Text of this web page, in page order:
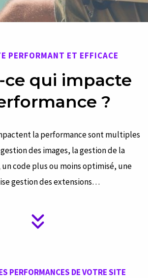
PERFORMANT ET EFFICACE
ce qui impacte
?
la performance sont multiples
des images, la gestion de la
code plus ou moins optimisé, une
gestion des extensions…
PERFORMANCES DE VOTRE SITE